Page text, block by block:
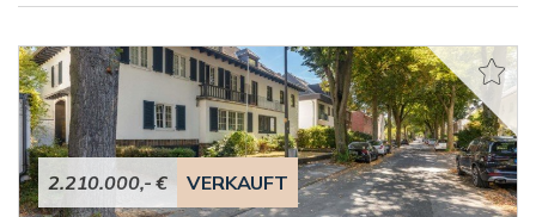
2.210.000,- € VERKAUFT